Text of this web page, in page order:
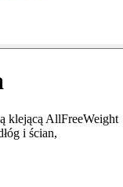
klejącą AllFreeWeight
i ścian,